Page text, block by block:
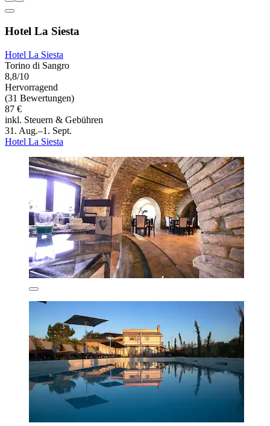
Hotel La Siesta
Hotel La Siesta
Torino di Sangro
8,8/10
Hervorragend
(31 Bewertungen)
87 €
inkl. Steuern & Gebühren
31. Aug.–1. Sept.
Hotel La Siesta